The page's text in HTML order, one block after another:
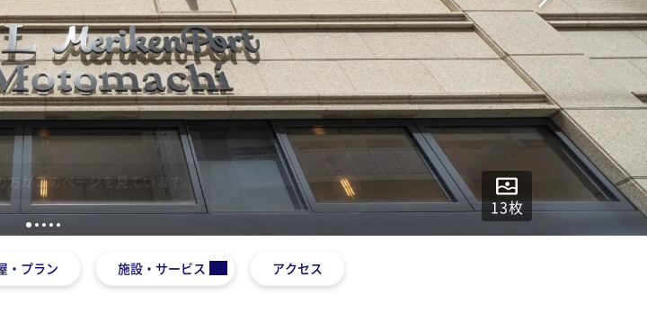
13枚
1 2 3 4 5
・プラン 施設・サービス アクセス